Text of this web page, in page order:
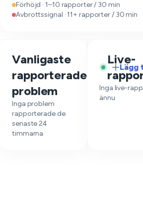
Förhöjd · 1–10 rapporter / 30 min
Avbrottssignal · 11+ rapporter / 30 min
Vanligaste
rapporterade
problem
—
Inga problem
rapporterade de
senaste 24
timmarna
Live-
Lägg
Inga live-
ännu